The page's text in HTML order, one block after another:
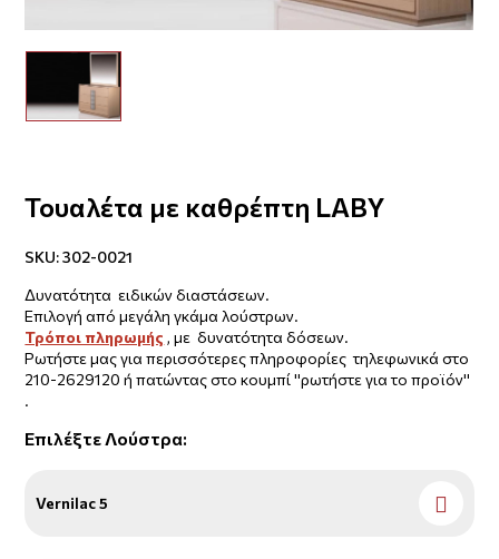
Τουαλέτα με καθρέπτη LABY
SKU:302-0021
Δυνατότητα ειδικών διαστάσεων.
Επιλογή από μεγάλη γκάμα λούστρων.
Τρόποι πληρωμής , με δυνατότητα δόσεων.
Ρωτήστε μας για περισσότερες πληροφορίες τηλεφωνικά στο
210-2629120 ή πατώντας στο κουμπί ''ρωτήστε για το προϊόν''
.
ΕπιλέξτεΛούστρα:
Vernilac 5